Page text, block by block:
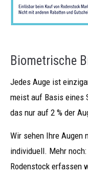
Biometrische
Jedes Auge ist
meist auf Basis eines
das nur auf 2 % der
Wir sehen Ihre Augen
individuell. Mehr
Rodenstock erfassen